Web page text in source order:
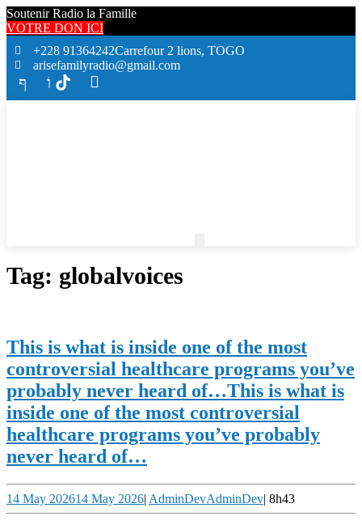
Soutenir Radio la Famille
VOTRE DON ICI
+228 91364242Carrefour 2 lions, TOGO
arisefamilyradio@gmail.com
Tag: globalvoices
This is what is inside one of the most
controversial healthcare programs you’ve
probably never heard of…This is what is
inside one of the most controversial
healthcare programs you’ve probably
never heard of…
14 May 202614 May 2026| AdminDevAdminDev| 8h43